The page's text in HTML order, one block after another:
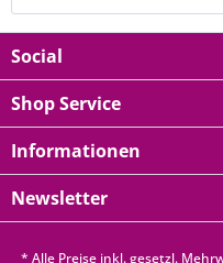
Social
Shop Service
Informationen
Newsletter
* Alle Preise inkl. gesetzl.